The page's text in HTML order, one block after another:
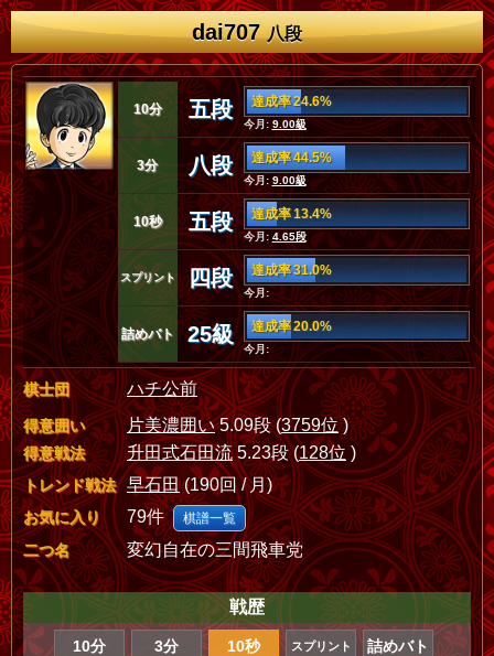
dai707八段
10分 五段 達成率 24.6%
今月:9.00級
3分 八段 達成率 44.5%
今月:9.00級
10秒 五段 達成率 13.4%
今月: 4.65段
スプリント 四段 達成率 31.0%
今月:
詰めバト 25級 達成率 20.0%
今月:
棋士団 ハチ公前
得意囲い 片美濃囲い5.09段 (3759位)
得意戦法 升田式石田流5.23段 (128位 )
トレンド戦法 早石田(190回 / 月)
お気に入り 79件 棋譜一覧
二つ名 変幻自在の三間飛車党
戦歴
10分 3分 10秒 スプリント 詰めバト